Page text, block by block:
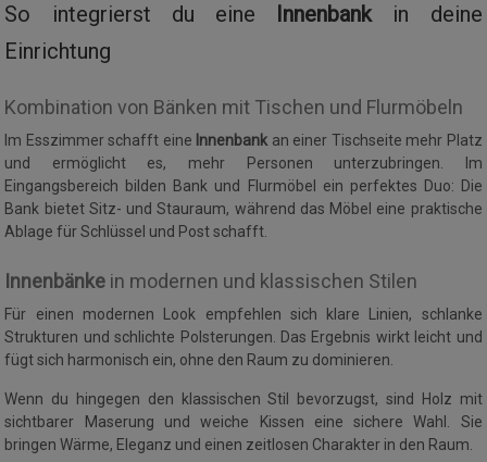
So integrierst du eine Innenbankin deine
Einrichtung
Kombination von Bänken mit Tischen und Flurmöbeln
Im Esszimmer schafft eine Innenbank an einer Tischseite mehr Platz
und ermöglicht es, mehr Personen unterzubringen. Im
Eingangsbereich bilden Bank und Flurmöbel ein perfektes Duo: Die
Bank bietet Sitz- und Stauraum, während das Möbel eine praktische
Ablage für Schlüssel und Post schafft.
Innenbänke in modernen und klassischen Stilen
Für einen modernen Look empfehlen sich klare Linien, schlanke
Strukturen und schlichte Polsterungen. Das Ergebnis wirkt leicht und
fügt sich harmonisch ein, ohne den Raum zu dominieren.
Wenn du hingegen den klassischen Stil bevorzugst, sind Holz mit
sichtbarer Maserung und weiche Kissen eine sichere Wahl. Sie
bringen Wärme, Eleganz und einen zeitlosen Charakter in den Raum.